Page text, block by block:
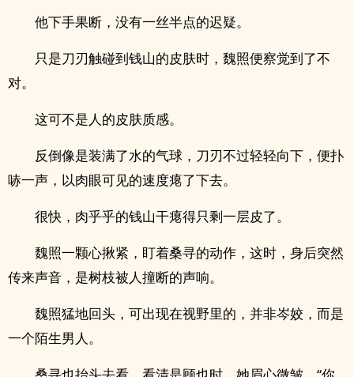
他下手果断，没有一丝半点的迟疑。
只是刀刃触碰到钱山的皮肤时，魏照便察觉到了不
对。
这可不是人的皮肤质感。
反倒像是装满了水的气球，刀刃不过轻轻向下，便扑
哧一声，以肉眼可见的速度瘪了下去。
很快，肉乎乎的钱山干瘪得只剩一层皮了。
魏照一颗心揪紧，盯着桑寻的动作，这时，身后突然
传来声音，是树枝被人撞断的声响。
魏照猛地回头，可出现在视野里的，并非岑姣，而是
一个陌生男人。